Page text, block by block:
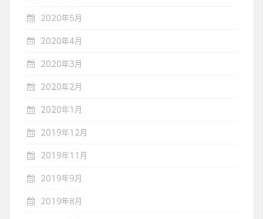
2020年5月
2020年4月
2020年3月
2020年2月
2020年1月
2019年12月
2019年11月
2019年9月
2019年8月